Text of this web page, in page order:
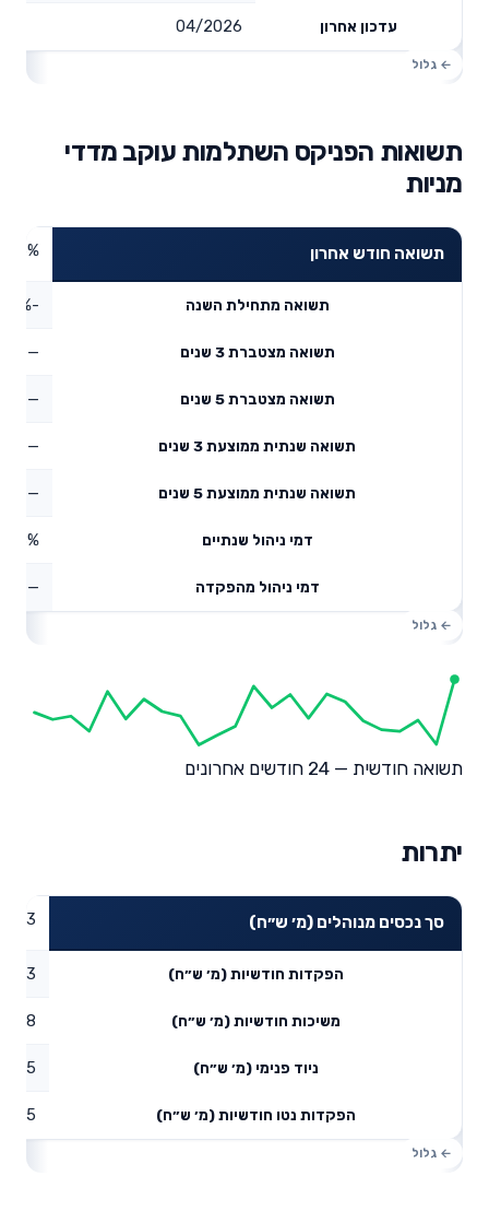
עדכון אחרון 04/2026
תשואות הפניקס השתלמות עוקב מדדי
מניות
תשואה חודש אחרון
תשואה מתחילת השנה -1.8%
תשואה מצטברת 3 שנים —
תשואה מצטברת 5 שנים —
תשואה שנתית ממוצעת 3 שנים —
תשואה שנתית ממוצעת 5 שנים —
דמי ניהול שנתיים
דמי ניהול מהפקדה —
תשואה חודשית — 24 חודשים אחרונים
יתרות
סך נכסים מנוהלים (מ׳ ש״ח)
הפקדות חודשיות (מ׳ ש״ח) 2.53
משיכות חודשיות (מ׳ ש״ח) 0.28
ניוד פנימי (מ׳ ש״ח) 2.75
הפקדות נטו חודשיות (מ׳ ש״ח) 5